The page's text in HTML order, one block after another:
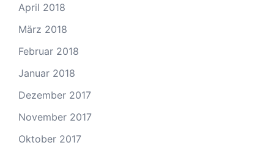
April 2018
März 2018
Februar 2018
Januar 2018
Dezember 2017
November 2017
Oktober 2017